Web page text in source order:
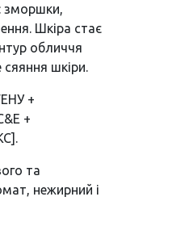
зморшки,
Шкіра стає
обличчя
шкіри.
+
+
та
нежирний і